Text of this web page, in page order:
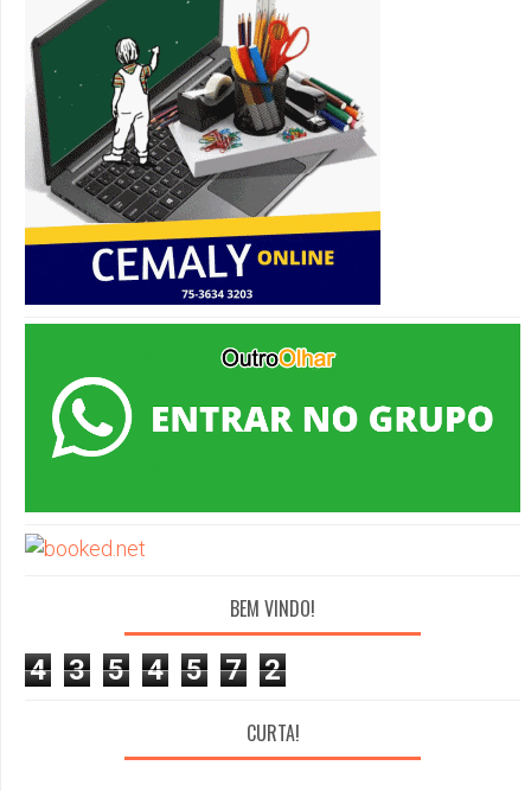
BEM VINDO!
4 3 5 4 5 7 2
CURTA!